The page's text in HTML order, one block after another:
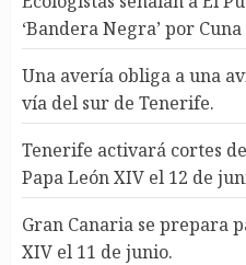
‘Bandera Negra’ por
Una avería obliga a una
vía del sur de Tenerife.
Tenerife activará cortes
Papa León XIV el 12 de
Gran Canaria se prepara
XIV el 11 de junio.